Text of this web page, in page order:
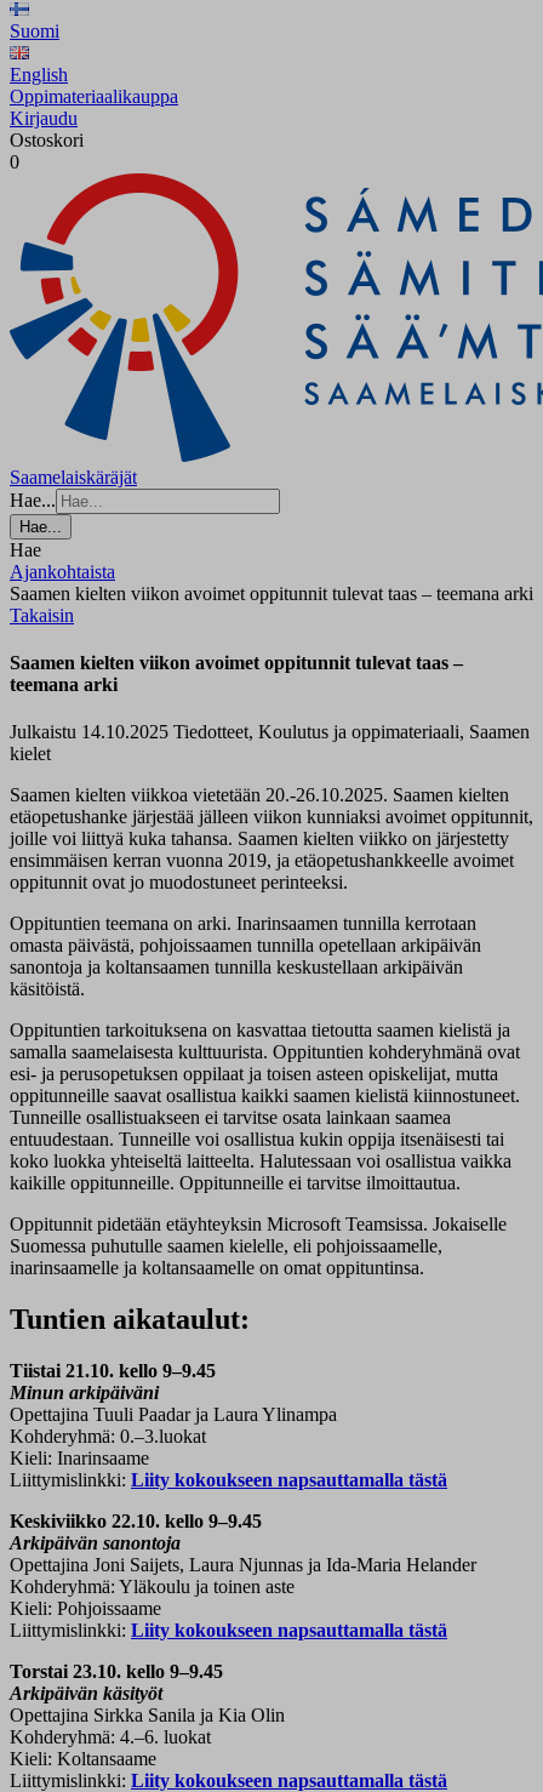
Suomi
English
Oppimateriaalikauppa
Kirjaudu
Ostoskori
0
Saamelaiskäräjät
Hae...
Hae...
Hae
Ajankohtaista
Saamen kielten viikon avoimet oppitunnit tulevat taas – teemana arki
Takaisin
Saamen kielten viikon avoimet oppitunnit tulevat taas –
teemana arki
Julkaistu 14.10.2025 Tiedotteet, Koulutus ja oppimateriaali, Saamen
kielet
Saamen kielten viikkoa vietetään 20.-26.10.2025. Saamen kielten
etäopetushanke järjestää jälleen viikon kunniaksi avoimet oppitunnit,
joille voi liittyä kuka tahansa. Saamen kielten viikko on järjestetty
ensimmäisen kerran vuonna 2019, ja etäopetushankkeelle avoimet
oppitunnit ovat jo muodostuneet perinteeksi.
Oppituntien teemana on arki. Inarinsaamen tunnilla kerrotaan
omasta päivästä, pohjoissaamen tunnilla opetellaan arkipäivän
sanontoja ja koltansaamen tunnilla keskustellaan arkipäivän
käsitöistä.
Oppituntien tarkoituksena on kasvattaa tietoutta saamen kielistä ja
samalla saamelaisesta kulttuurista. Oppituntien kohderyhmänä ovat
esi- ja perusopetuksen oppilaat ja toisen asteen opiskelijat, mutta
oppitunneille saavat osallistua kaikki saamen kielistä kiinnostuneet.
Tunneille osallistuakseen ei tarvitse osata lainkaan saamea
entuudestaan. Tunneille voi osallistua kukin oppija itsenäisesti tai
koko luokka yhteiseltä laitteelta. Halutessaan voi osallistua vaikka
kaikille oppitunneille. Oppitunneille ei tarvitse ilmoittautua.
Oppitunnit pidetään etäyhteyksin Microsoft Teamsissa. Jokaiselle
Suomessa puhutulle saamen kielelle, eli pohjoissaamelle,
inarinsaamelle ja koltansaamelle on omat oppituntinsa.
Tuntien aikataulut:
Tiistai 21.10. kello 9–9.45
Minun arkipäiväni
Opettajina Tuuli Paadar ja Laura Ylinampa
Kohderyhmä: 0.–3.luokat
Kieli: Inarinsaame
Liittymislinkki: Liity kokoukseen napsauttamalla tästä
Keskiviikko 22.10. kello 9–9.45
Arkipäivän sanontoja
Opettajina Joni Saijets, Laura Njunnas ja Ida-Maria Helander
Kohderyhmä: Yläkoulu ja toinen aste
Kieli: Pohjoissaame
Liittymislinkki: Liity kokoukseen napsauttamalla tästä
Torstai 23.10. kello 9–9.45
Arkipäivän käsityöt
Opettajina Sirkka Sanila ja Kia Olin
Kohderyhmä: 4.–6. luokat
Kieli: Koltansaame
Liittymislinkki: Liity kokoukseen napsauttamalla tästä